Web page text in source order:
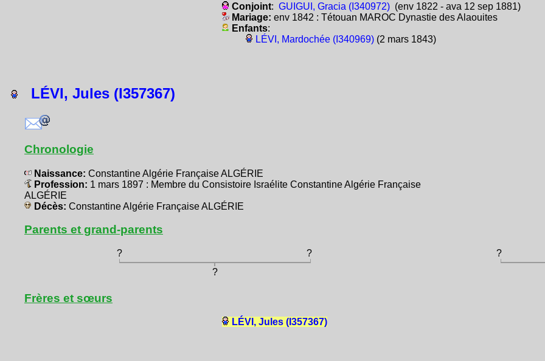
Conjoint:GUIGUI, Gracia (I340972) (env 1822 - ava 12 sep 1881)
Mariage:env 1842 : Tétouan MAROC Dynastie des Alaouites
Enfants:
LÉVI, Mardochée (I340969) (2 mars 1843)
LÉVI, Jules (I357367)
Chronologie
Naissance: Constantine Algérie Française ALGÉRIE
Profession: 1 mars 1897 : Membre du Consistoire Israélite Constantine Algérie Française
ALGÉRIE
Décès: Constantine Algérie Française ALGÉRIE
Parents et grand-parents
? ?
?
?
Frères et sœurs
LÉVI, Jules (I357367)